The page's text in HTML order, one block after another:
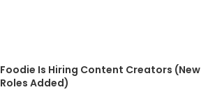
Foodie Is Hiring Content Creators (New
Roles Added)